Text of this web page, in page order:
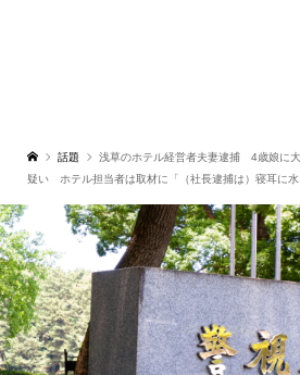
話題
浅草のホテル経営者夫妻逮捕 4歳娘に
疑い ホテル担当者は取材に「（社長逮捕は）寝耳に水